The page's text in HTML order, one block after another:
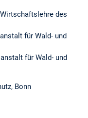
des
für Wald- und
für Wald- und
Bonn